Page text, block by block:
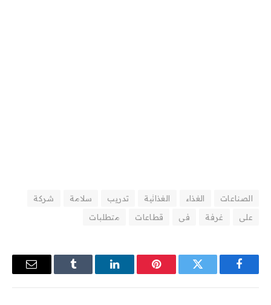
الصناعات الغذاء الغذائية تدريب سلامة
شركة
على
غرفة فى قطاعات متطلبات
فيسبوك تويتر بينتيريستلينكدإن Tumblr
البريد